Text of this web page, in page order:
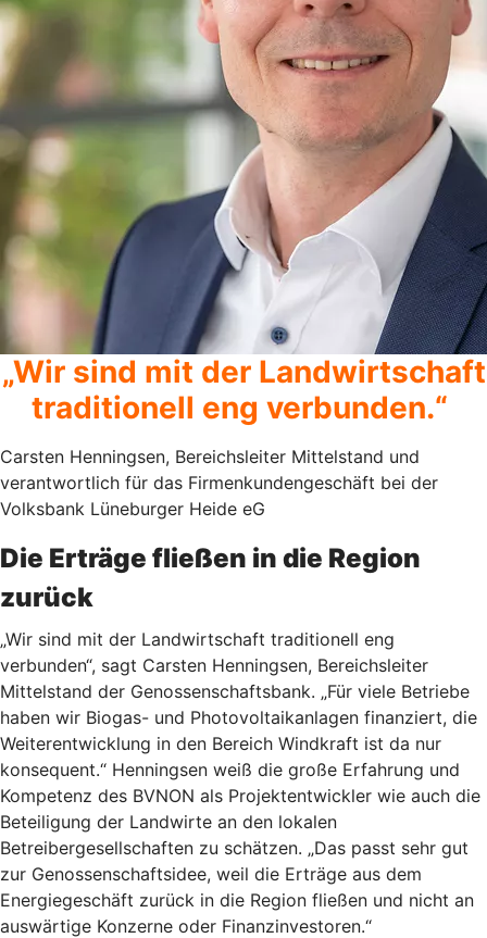
„Wir sind mit der Landwirtschaft
traditionell eng verbunden.“
Carsten Henningsen, Bereichsleiter Mittelstand und
verantwortlich für das Firmenkundengeschäft bei der
Volksbank Lüneburger Heide eG
Die Erträge fließen in die Region
zurück
„Wir sind mit der Landwirtschaft traditionell eng
verbunden“, sagt Carsten Henningsen, Bereichsleiter
Mittelstand der Genossenschaftsbank. „Für viele Betriebe
haben wir Biogas- und Photovoltaikanlagen finanziert, die
Weiterentwicklung in den Bereich Windkraft ist da nur
konsequent.“ Henningsen weiß die große Erfahrung und
Kompetenz des BVNON als Projektentwickler wie auch die
Beteiligung der Landwirte an den lokalen
Betreibergesellschaften zu schätzen. „Das passt sehr gut
zur Genossenschaftsidee, weil die Erträge aus dem
Energiegeschäft zurück in die Region fließen und nicht an
auswärtige Konzerne oder Finanzinvestoren.“